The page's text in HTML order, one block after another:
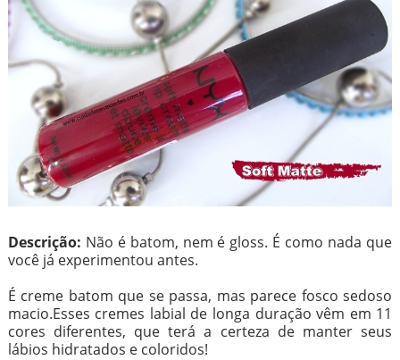
Descrição: Não é batom, nem é gloss. É como nada que
você já experimentou antes.
É creme batom que se passa, mas parece fosco sedoso
macio.Esses cremes labial de longa duração vêm em 11
cores diferentes, que terá a certeza de manter seus
lábios hidratados e coloridos!